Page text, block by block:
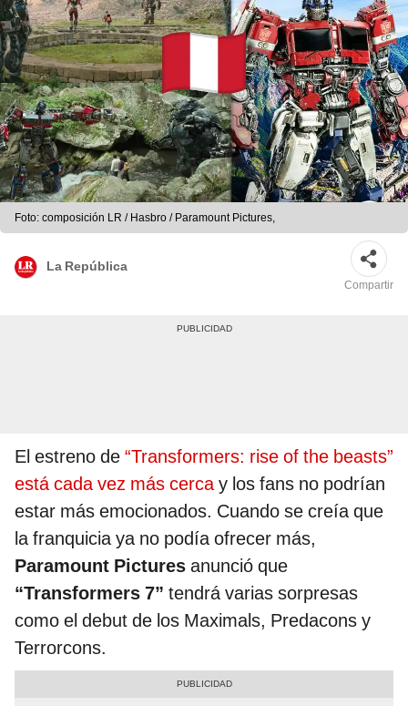
Foto: composición LR / Hasbro / Paramount Pictures,
La República
Compartir
El estreno de “Transformers: rise of the beasts”
está cada vez más cercay los fans no podrían
estar más emocionados. Cuando se creía que
la franquicia ya no podía ofrecer más,
Paramount Pictures anunció que
“Transformers 7” tendrá varias sorpresas
como el debut de los Maximals, Predacons y
Terrorcons.